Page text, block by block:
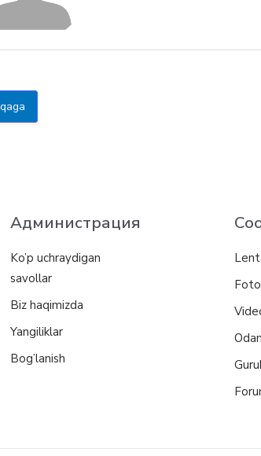
Администрация
Ko’p uchraydigan
savollar
Biz haqimizda
Yangiliklar
Bog’lanish